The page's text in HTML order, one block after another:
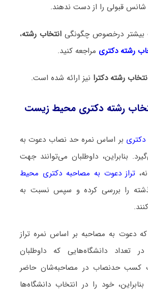
شانس قبولی را از دست ندهند.
بیشتر درخصوص چگونگی انتخاب رشته،
رشته دکتری مراجعه کنید.
رشته دکترا نیز ارائه شده است.
رشته دکتری محیط‌ زیست
بر اساس نمره حد نصاب دعوت به
بنابراین، داوطلبان می‌توانند جهت
تراز دعوت به مصاحبه دکتری محیط‌
را بررسی کرده و سپس نسبت به
دعوت به مصاحبه بر اساس نمره تراز
تعداد دانشگاه‌هایی که داوطلبان
کسب حدنصاب در مصاحبه‌شان حاضر
خود را در انتخاب دانشگاه‌ها